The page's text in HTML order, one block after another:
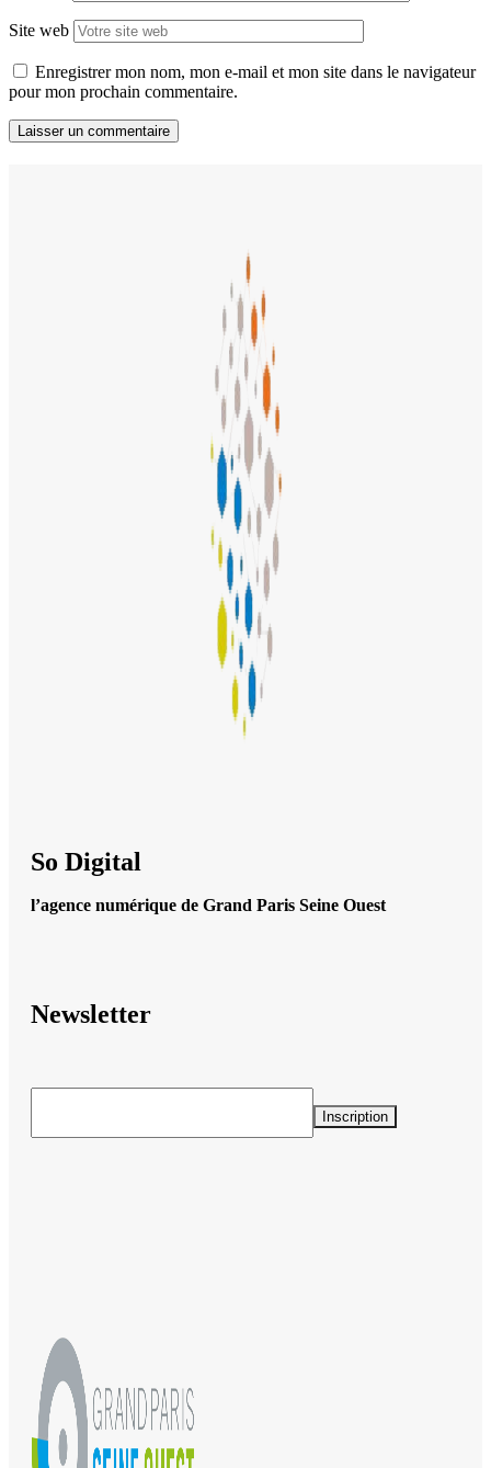
Site web
Enregistrer mon nom, mon e-mail et mon site dans le navigateur
pour mon prochain commentaire.
So Digital
l’agence numérique de Grand Paris Seine Ouest
Newsletter